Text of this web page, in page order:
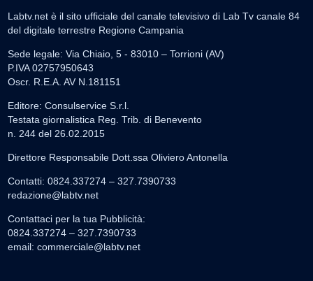
Labtv.net è il sito ufficiale del canale televisivo di Lab Tv canale 84
del digitale terrestre Regione Campania
Sede legale: Via Chiaio, 5 - 83010 – Torrioni (AV)
P.IVA 02757950643
Oscr. R.E.A. AV N.181151
Editore: Consulservice S.r.l.
Testata giornalistica Reg. Trib. di Benevento
n. 244 del 26.02.2015
Direttore Responsabile Dott.ssa Oliviero Antonella
Contatti: 0824.337274 – 327.7390733
redazione@labtv.net
Contattaci per la tua Pubblicità:
0824.337274 – 327.7390733
email: commerciale@labtv.net